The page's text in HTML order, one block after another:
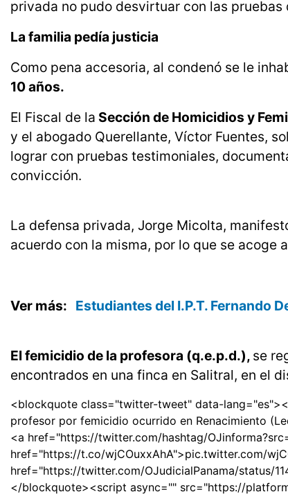
privada no pudo desvirtuar con las pruebas
La familia pedía justicia
Como pena accesoria, al condenó se le
10 años.
El Fiscal de la Sección de Homicidios y
y el abogado Querellante, Víctor Fuentes,
lograr con pruebas testimoniales,
convicción.
La defensa privada, Jorge Micolta,
acuerdo con la misma, por lo que se acoge
Ver más: Estudiantes del I.P.T. Fernando
El femicidio de la profesora (q.e.p.d.), se
encontrados en una finca en Salitral, en el
<blockquote class="twitter-tweet" data-
profesor por femicidio ocurrido en Renacimiento
<a href="https://twitter.com/hashtag/
href="https://t.co/wjCOuxxAhA">pic.twitter.com/
href="https://twitter.com/OJudicialPanama/status/
</blockquote><script async="" src="https://